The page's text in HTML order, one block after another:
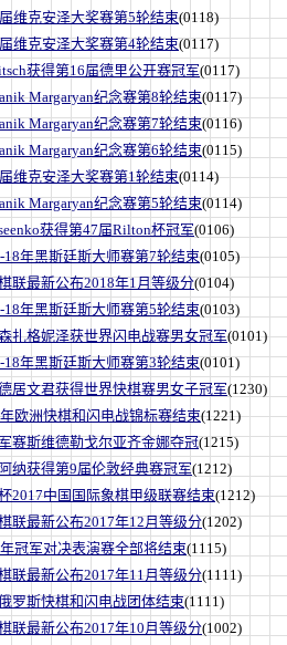
维克安泽大奖赛第5轮结束(0118)
维克安泽大奖赛第4轮结束(0117)
获得第16届德里公开赛冠军(0117)
Margaryan纪念赛第8轮结束(0117)
Margaryan纪念赛第7轮结束(0116)
Margaryan纪念赛第6轮结束(0115)
维克安泽大奖赛第1轮结束(0114)
Margaryan纪念赛第5轮结束(0114)
获得第47届Rilton杯冠军(0106)
18年黑斯廷斯大师赛第7轮结束(0105)
联最新公布2018年1月等级分(0104)
18年黑斯廷斯大师赛第5轮结束(0103)
扎格妮泽获世界闪电战赛男女冠军(0101)
18年黑斯廷斯大师赛第3轮结束(0101)
居文君获得世界快棋赛男女子冠军(1230)
欧洲快棋和闪电战锦标赛结束(1221)
赛斯维德勒戈尔亚齐金娜夺冠(1215)
纳获得第9届伦敦经典赛冠军(1212)
2017中国国际象棋甲级联赛结束(1212)
联最新公布2017年12月等级分(1202)
冠军对决表演赛全部将结束(1115)
联最新公布2017年11月等级分(1111)
罗斯快棋和闪电战团体结束(1111)
联最新公布2017年10月等级分(1002)